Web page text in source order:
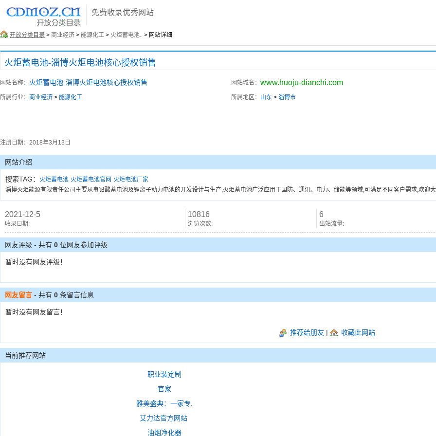
免费收录优秀网站
开放分类目录 > 商业经济 > 能源化工 > 火炬蓄电池.. > 网站详细
火炬蓄电池-淄博火炬电池核心授权销售
网站名称： 火炬蓄电池-淄博火炬电池核心授权销售 网站域名： www.huoju-dianchi.com
所属行业： 商业经济 > 能源化工 所属地区： 山东 > 淄博市
注册日期： 2018年3月13日
网站介绍
搜索TAG： 火炬蓄电池 火炬蓄电池官网 火炬电池厂家
淄博火炬能源有限责任公司主要从事铅酸蓄电池及锂离子动力电池的开发设计与生产,火炬蓄电池广泛应用于国防、通讯、电力、储能等领域,可满足不同客户需求,欢迎大
2021-12-5
收录日期:
10816
浏览次数:
6
出站流量:
网友评级 - 共有 0 位网友参加评级
暂时没有网友评级！
网友留言 - 共有 0 条留言信息
暂时没有网友留言！
推荐给朋友 | 收藏此网站
当前推荐网站
职业装定制
官家
雅美盛典：一家专.
艾力达官方网站
油烟净化器